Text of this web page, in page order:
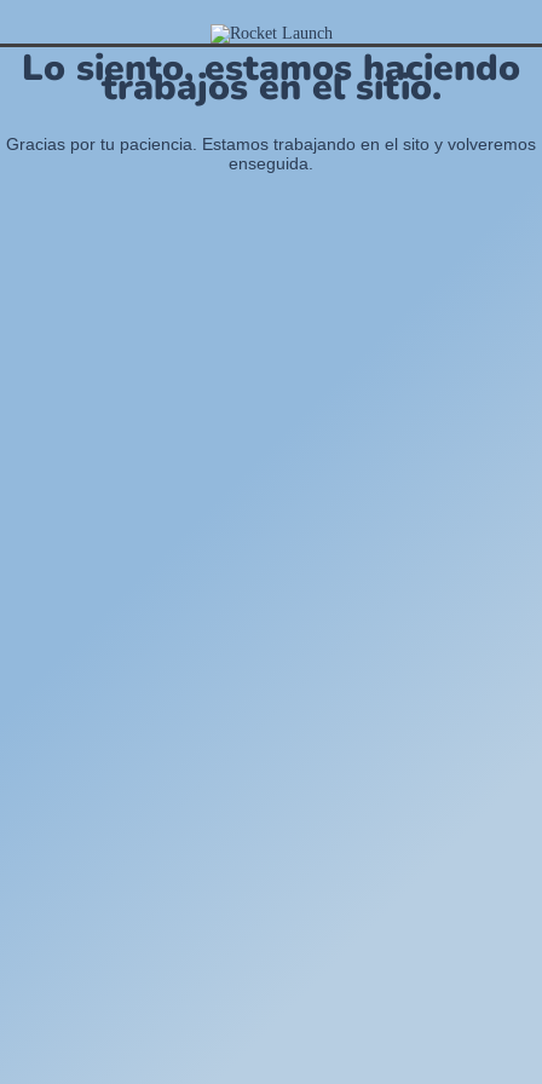
Lo siento, estamos haciendo
trabajos en el sitio.
Gracias por tu paciencia. Estamos trabajando en el sito y volveremos
enseguida.